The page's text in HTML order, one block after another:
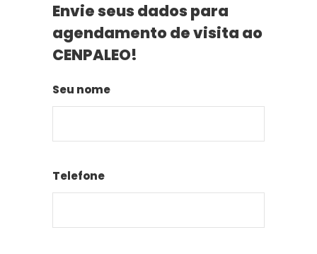
Envie seus dados para
agendamento de visita ao
CENPALEO!
Seu nome
Telefone